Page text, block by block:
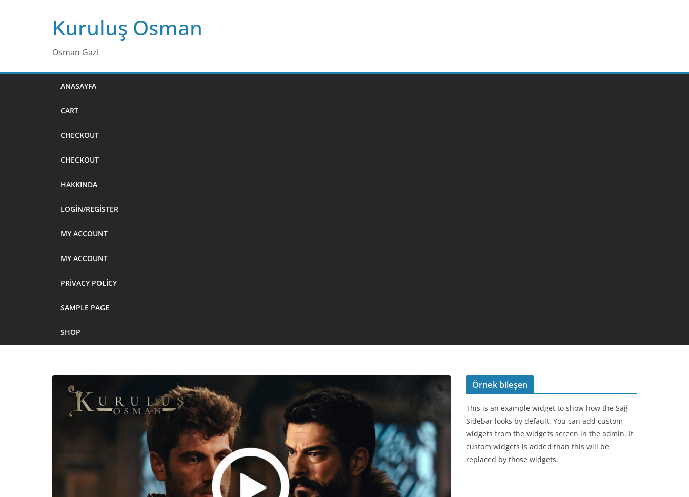
Kuruluş Osman
Osman Gazi
ANASAYFA
CART
CHECKOUT
CHECKOUT
HAKKINDA
LOGIN/REGISTER
MY ACCOUNT
MY ACCOUNT
PRIVACY POLICY
SAMPLE PAGE
SHOP
Örnek bileşen
This is an example widget to show how the Sağ
Sidebar looks by default. You can add custom
widgets from the widgets screen in the admin. If
custom widgets is added than this will be
replaced by those widgets.